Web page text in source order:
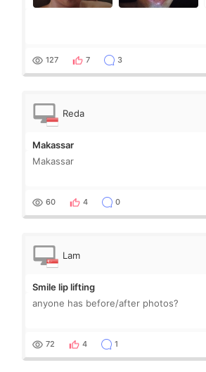
127 7 3
Reda
Makassar
Makassar
60 4 0
Lam
Smile lip lifting
anyone has before/after photos?
72 4 1